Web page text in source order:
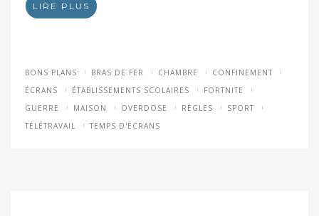
LIRE PLUS
BONS PLANS BRAS DE FER CHAMBRE
CONFINEMENT
ÉCRANS
ÉTABLISSEMENTS SCOLAIRES
FORTNITE
GUERRE
MAISON OVERDOSE RÈGLES
SPORT
TÉLÉTRAVAIL
TEMPS D'ÉCRANS